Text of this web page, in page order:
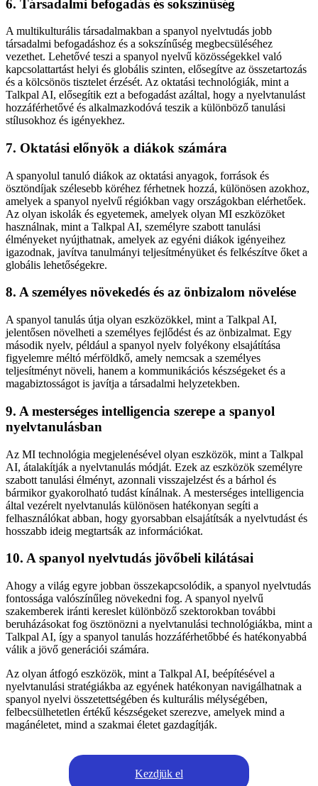
6. Társadalmi befogadás és sokszínűség
A multikulturális társadalmakban a spanyol nyelvtudás jobb
társadalmi befogadáshoz és a sokszínűség megbecsüléséhez
vezethet. Lehetővé teszi a spanyol nyelvű közösségekkel való
kapcsolattartást helyi és globális szinten, elősegítve az összetartozás
és a kölcsönös tisztelet érzését. Az oktatási technológiák, mint a
Talkpal AI, elősegítik ezt a befogadást azáltal, hogy a nyelvtanulást
hozzáférhetővé és alkalmazkodóvá teszik a különböző tanulási
stílusokhoz és igényekhez.
7. Oktatási előnyök a diákok számára
A spanyolul tanuló diákok az oktatási anyagok, források és
ösztöndíjak szélesebb köréhez férhetnek hozzá, különösen azokhoz,
amelyek a spanyol nyelvű régiókban vagy országokban elérhetőek.
Az olyan iskolák és egyetemek, amelyek olyan MI eszközöket
használnak, mint a Talkpal AI, személyre szabott tanulási
élményeket nyújthatnak, amelyek az egyéni diákok igényeihez
igazodnak, javítva tanulmányi teljesítményüket és felkészítve őket a
globális lehetőségekre.
8. A személyes növekedés és az önbizalom növelése
A spanyol tanulás útja olyan eszközökkel, mint a Talkpal AI,
jelentősen növelheti a személyes fejlődést és az önbizalmat. Egy
második nyelv, például a spanyol nyelv folyékony elsajátítása
figyelemre méltó mérföldkő, amely nemcsak a személyes
teljesítményt növeli, hanem a kommunikációs készségeket és a
magabiztosságot is javítja a társadalmi helyzetekben.
9. A mesterséges intelligencia szerepe a spanyol
nyelvtanulásban
Az MI technológia megjelenésével olyan eszközök, mint a Talkpal
AI, átalakítják a nyelvtanulás módját. Ezek az eszközök személyre
szabott tanulási élményt, azonnali visszajelzést és a bárhol és
bármikor gyakorolható tudást kínálnak. A mesterséges intelligencia
által vezérelt nyelvtanulás különösen hatékonyan segíti a
felhasználókat abban, hogy gyorsabban elsajátítsák a nyelvtudást és
hosszabb ideig megtartsák az információkat.
10. A spanyol nyelvtudás jövőbeli kilátásai
Ahogy a világ egyre jobban összekapcsolódik, a spanyol nyelvtudás
fontossága valószínűleg növekedni fog. A spanyol nyelvű
szakemberek iránti kereslet különböző szektorokban további
beruházásokat fog ösztönözni a nyelvtanulási technológiákba, mint a
Talkpal AI, így a spanyol tanulás hozzáférhetőbbé és hatékonyabbá
válik a jövő generációi számára.
Az olyan átfogó eszközök, mint a Talkpal AI, beépítésével a
nyelvtanulási stratégiákba az egyének hatékonyan navigálhatnak a
spanyol nyelvi összetettségében és kulturális mélységében,
felbecsülhetetlen értékű készségeket szerezve, amelyek mind a
magánéletet, mind a szakmai életet gazdagítják.
Kezdjük el